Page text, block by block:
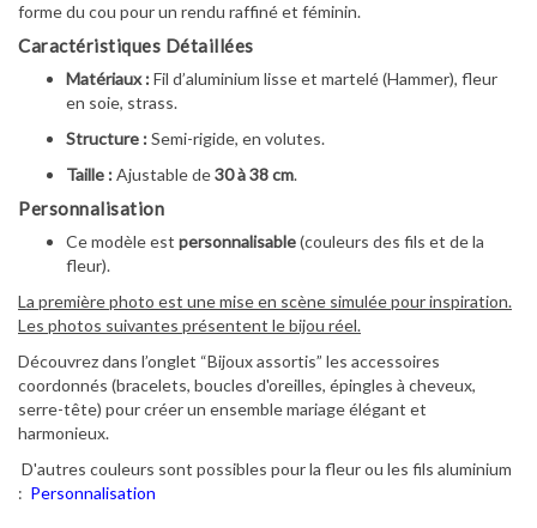
forme du cou pour un rendu raffiné et féminin.
Caractéristiques Détaillées
Matériaux :Fil d’aluminium lisse et martelé (Hammer), fleur
en soie, strass.
Structure :Semi-rigide, en volutes.
Taille :Ajustable de30 à 38 cm.
Personnalisation
Ce modèle est personnalisable(couleurs des fils et de la
fleur).
La première photo est une mise en scène simulée pour inspiration.
Les photos suivantes présentent le bijou réel.
Découvrez dans l’onglet “Bijoux assortis” les accessoires
coordonnés (bracelets, boucles d'oreilles, épingles à cheveux,
serre-tête) pour créer un ensemble mariage élégant et
harmonieux.
D'autres couleurs sont possibles pour la fleur ou les fils aluminium
: Personnalisation